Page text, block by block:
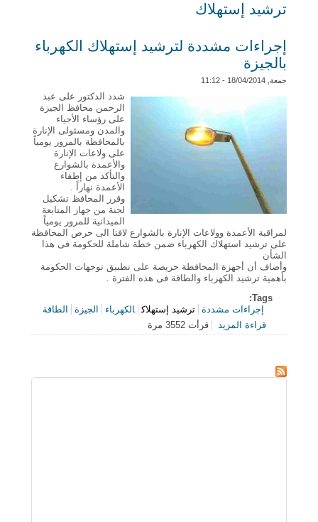
ترشيد إستهلاك
إجراءات مشددة لترشيد إستهلاك الكهرباء
بالجيزة
جمعة, 18/04/2014 - 11:12
شدد الدكتور على عبد
الرحمن محافظ الجيزة
على رؤساء الأحياء
والمدن ومسئولى الإنارة
بالمحافظة بالمرور يومياً
على ولاعات الإنارة
والأعمدة بالشوارع
والتأكد من إطفاء
الأعمدة نهاراً .
وقرر المحافظ تشكيل
لجنة من جهاز المتابعة
الميدانية للمرور يومياً
لمراقبة الأعمدة وولاعات الإنارة بالشوارع لافتا الى حرص المحافظة
على ترشيد استهلاك الكهرباء ضمن خطة شاملة للحكومة فى هذا
الشأن
وأضاف أن أجهزة المحافظة حريصة على تطبيق توجهات الحكومة
بأهمية ترشيد الكهرباء والطاقة فى هذه الفترة .
Tags:
إجراءات مشددة
ترشيد إستهلاك الكهرباء الجيزة
الطاقة
قراءة المزيدحول إجراءات مشددة لترشيد إستهلاك الكهرباء بالجيزة
قرأت 3552 مرة